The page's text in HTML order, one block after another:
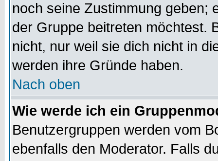
noch seine Zustimmung geben;
der Gruppe beitreten möchtest.
nicht, nur weil sie dich nicht in
werden ihre Gründe haben.
Nach oben
Wie werde ich ein
Benutzergruppen werden vom
ebenfalls den Moderator. Falls